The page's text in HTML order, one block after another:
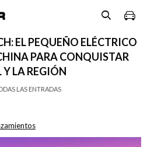
EL PEQUEÑO ELÉCTRICO
PARA CONQUISTAR
Y LA REGIÓN
LAS ENTRADAS